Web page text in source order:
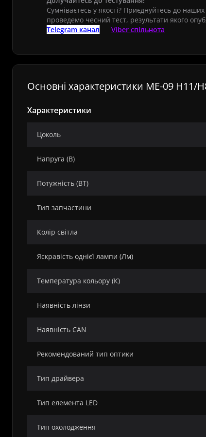
Сумніваєтесь у якості? Приєднуйтесь до наших
проведемо чесний тест, результати якого
Telegram канал
Viber спільнота
Основні характеристики ME-09 H11/
Характеристики
Цоколь
Напруга (В)
Потужність (ВТ)
Тип запчастини
Колір світла
Яскравість однієї лампи (Лм)
Температура кольору (К)
Наявність лінзи
Наявність CAN
Рекомендований тип оптики
Тип драйвера
Тип елемента LED
Тип охолодження